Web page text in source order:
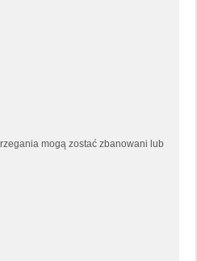
mogą zostać zbanowani lub